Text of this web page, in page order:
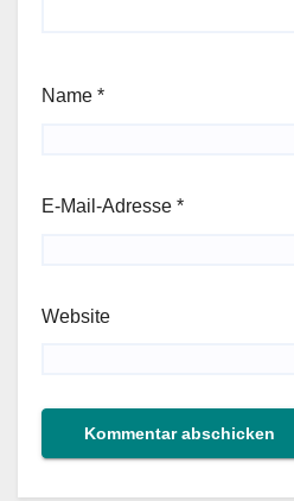
Name *
E-Mail-Adresse *
Website